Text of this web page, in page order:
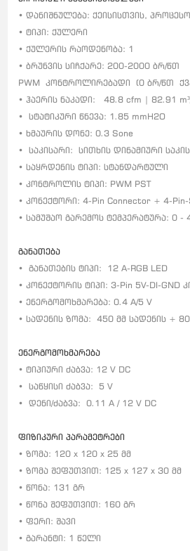
• დანიშნულება: ქეისისთვის,
• ტიპი: ქულერი
• ქულერის რაოდენობა: 1
• ბრუნვის სიჩქარე: 200-2000 ბრ/წთ
PWMკონტროლირებადი(0 ბრ/წთ
• ჰაერის ნაკადი: 48.8 cfm | 82.91
•სტატიკური წნევა: 1.85 mmH2O
• ხმაურის დონე: 0.3 Sone
•საკისარი:
სითხის დინამიური
• საყრდენის ტიპი: სტანდარტული
• კონტროლის ტიპი: PWM PST
• კონექტორი: 4-Pin Connector + 4-Pin-
• სამუშაო გარემოს ტემპერატურა: 0 -
განათება
•განათების ტიპი:
12 A-RGB LED
• კონექტორის ტიპი: 3-Pin 5V-DI-GND
• ენერგომოხმარება: 0.4 A/5 V
• სადენის ზომა:450 მმ სადენის +
ენერგომოხმარება
• ტიპიური ძაბვა: 12 V DC
•საწყისი ძაბვა:
5 V
•დენი/ძაბვა:0.11 A / 12 V DC
ფიზიკური პარამეტრები
• ზომა: 120 x 120 x 25 მმ
• ზომა შეფუთვით: 125 x 127 x 30 მმ
• წონა: 131 გრ
• წონა შეფუთვით: 160 გრ
• ფერი: შავი
• გარანტი: 1 წელი